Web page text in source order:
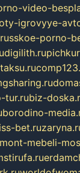
video-
igrovyye-
russkoe-porno-
digilith.ru
taksu.ru
tur.rubiz-
borodino-
bet.ru
mebeli-